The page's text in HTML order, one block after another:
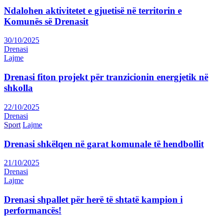
Ndalohen aktivitetet e gjuetisë në territorin e
Komunës së Drenasit
30/10/2025
Drenasi
Lajme
Drenasi fiton projekt për tranzicionin energjetik në
shkolla
22/10/2025
Drenasi
Sport Lajme
Drenasi shkëlqen në garat komunale të hendbollit
21/10/2025
Drenasi
Lajme
Drenasi shpallet për herë të shtatë kampion i
performancës!